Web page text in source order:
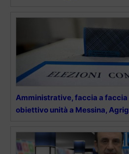
Amministrative, faccia a
obiettivo unità a Messina,